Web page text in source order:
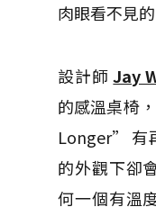
肉眼看不見的
設計師Jay
的感溫桌椅
Longer” 有
的外觀下卻
何一個有溫